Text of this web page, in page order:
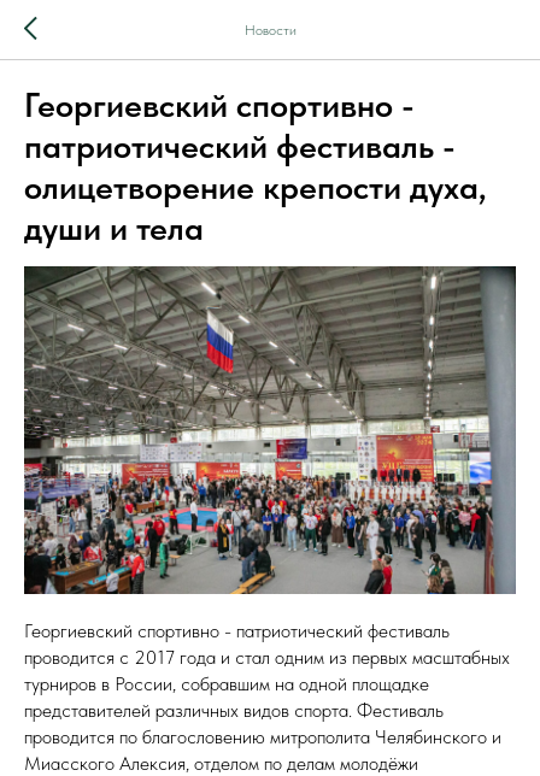
Новости
Георгиевский спортивно -
патриотический фестиваль -
олицетворение крепости духа,
души и тела
Георгиевский спортивно - патриотический фестиваль
проводится с 2017 года и стал одним из первых масштабных
турниров в России, собравшим на одной площадке
представителей различных видов спорта. Фестиваль
проводится по благословению митрополита Челябинского и
Миасского Алексия, отделом по делам молодёжи